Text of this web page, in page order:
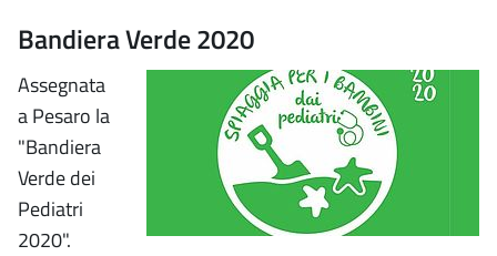
Bandiera Verde 2020
Assegnata
a Pesaro la
"Bandiera
Verde dei
Pediatri
2020".